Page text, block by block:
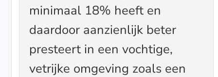
minimaal 18% heeft en
daardoor aanzienlijk beter
presteert in een vochtige,
vetrijke omgeving zoals een